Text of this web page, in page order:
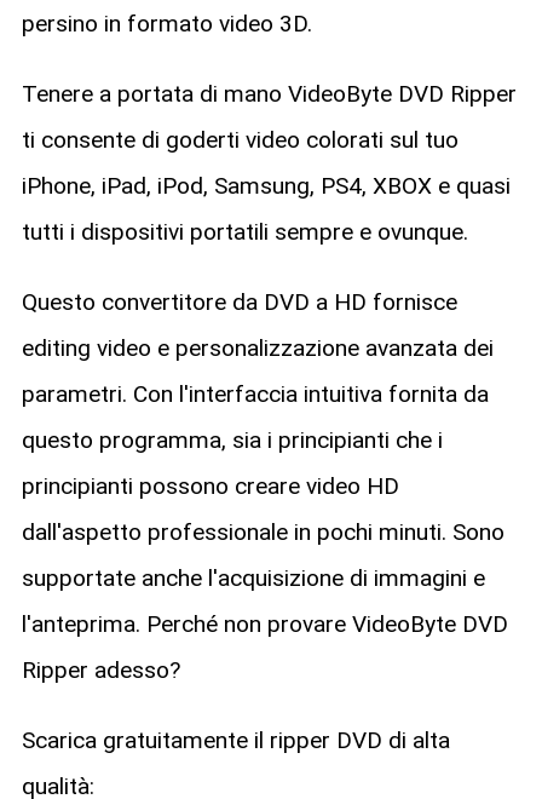
persino in formato video 3D.
Tenere a portata di mano VideoByte DVD Ripper
ti consente di goderti video colorati sul tuo
iPhone, iPad, iPod, Samsung, PS4, XBOX e quasi
tutti i dispositivi portatili sempre e ovunque.
Questo convertitore da DVD a HD fornisce
editing video e personalizzazione avanzata dei
parametri. Con l'interfaccia intuitiva fornita da
questo programma, sia i principianti che i
principianti possono creare video HD
dall'aspetto professionale in pochi minuti. Sono
supportate anche l'acquisizione di immagini e
l'anteprima. Perché non provare VideoByte DVD
Ripper adesso?
Scarica gratuitamente il ripper DVD di alta
qualità: